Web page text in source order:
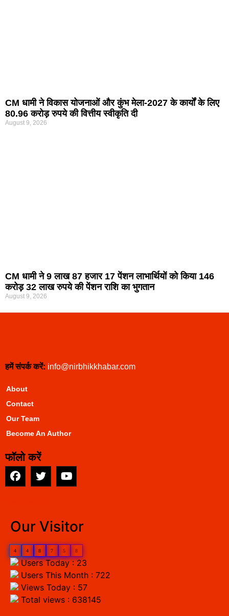
CM धामी ने विकास योजनाओं और कुंभ मेला-2027 के कार्यों के लिए
80.96 करोड़ रुपये की वित्तीय स्वीकृति दी
August 9, 2026
CM धामी ने 9 लाख 87 हजार 17 पेंशन लाभार्थियों को किया 146
करोड़ 32 लाख रुपये की पेंशन राशि का भुगतान
August 9, 2026
हमें संपर्क करें: info@nirbhikkhabar.com
About
Contact
Our Team
Become An Author
फॉलो करें
Our Visitor
4 4 8 7 5 8
Users Today : 23
Users This Month : 722
Views Today : 57
Total views : 638145